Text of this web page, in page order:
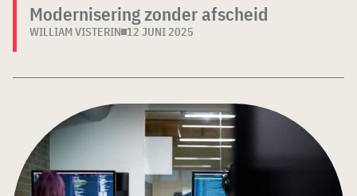
Modernisering zonder afscheid
WILLIAM VISTERIN 12 JUNI 2025